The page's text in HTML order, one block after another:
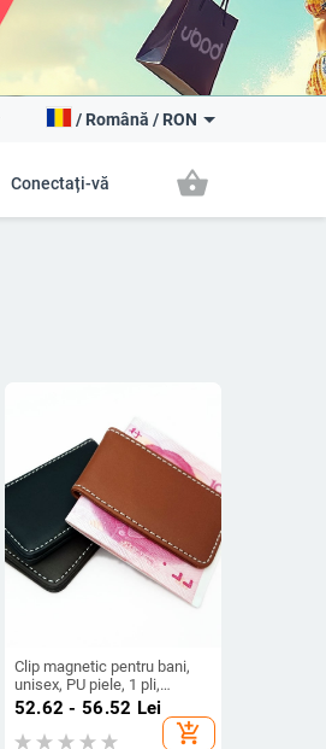
/ Română / RON
Conectați-vă shopping_basket
Clip magnetic pentru bani,
unisex, PU piele, 1 pli,
deschidere expusă, formă
verticală pătrată, modele HC-
8833/HC-8844/HC-9090
52.62 - 56.52 Lei
add_shopping_cart